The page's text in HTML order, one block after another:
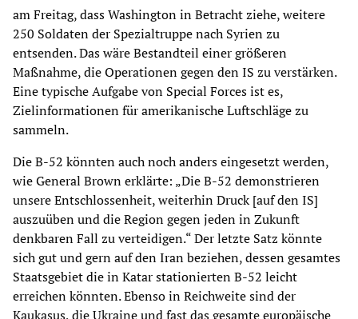
am Freitag, dass Washington in Betracht ziehe, weitere
250 Soldaten der Spezialtruppe nach Syrien zu
entsenden. Das wäre Bestandteil einer größeren
Maßnahme, die Operationen gegen den IS zu verstärken.
Eine typische Aufgabe von Special Forces ist es,
Zielinformationen für amerikanische Luftschläge zu
sammeln.
Die B-52 könnten auch noch anders eingesetzt werden,
wie General Brown erklärte: „Die B-52 demonstrieren
unsere Entschlossenheit, weiterhin Druck [auf den IS]
auszuüben und die Region gegen jeden in Zukunft
denkbaren Fall zu verteidigen.“ Der letzte Satz könnte
sich gut und gern auf den Iran beziehen, dessen gesamtes
Staatsgebiet die in Katar stationierten B-52 leicht
erreichen könnten. Ebenso in Reichweite sind der
Kaukasus, die Ukraine und fast das gesamte europäische